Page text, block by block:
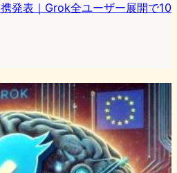
発表｜Grok全ユーザー展開で10